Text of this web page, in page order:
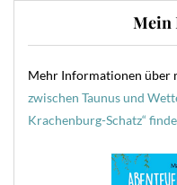
Mein
Mehr Informationen über
zwischen Taunus und
Krachenburg-Schatz“